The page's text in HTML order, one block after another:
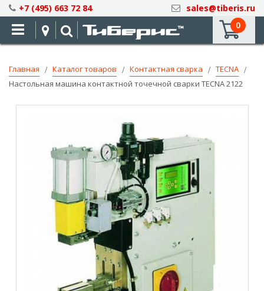
Skip
to
Content
+7 (495) 663 72 84
sales@tiberis.ru
0
Главная Каталог товаров Контактная сварка
TECNA
Настольная машина контактной точечной сварки TECNA 2122